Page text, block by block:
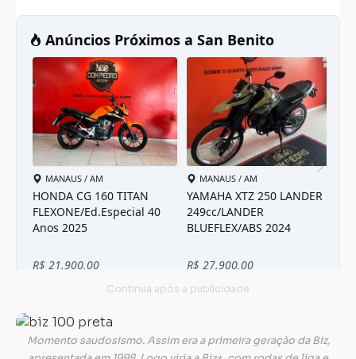
Momento saudosismo. Assim era a primeira geração da Biz,